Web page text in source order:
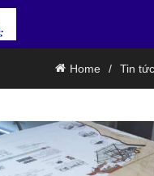
Home Tin tức